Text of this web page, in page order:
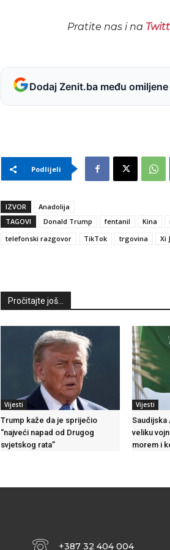
Pratite nas i na
Dodaj Zenit.ba među
Podlijeli
IZVOR
Anadolija
TAGOVI
Donald Trump fentanil Kina
telefonski razgovor
TikTok trgovina Xi
Pročitajte još...
Vijesti
Trump kaže da je spriječio
“najveći napad od Drugog
svjetskog rata”
Vijesti
Saudijska
veliku
morem i
+387 32 404 004